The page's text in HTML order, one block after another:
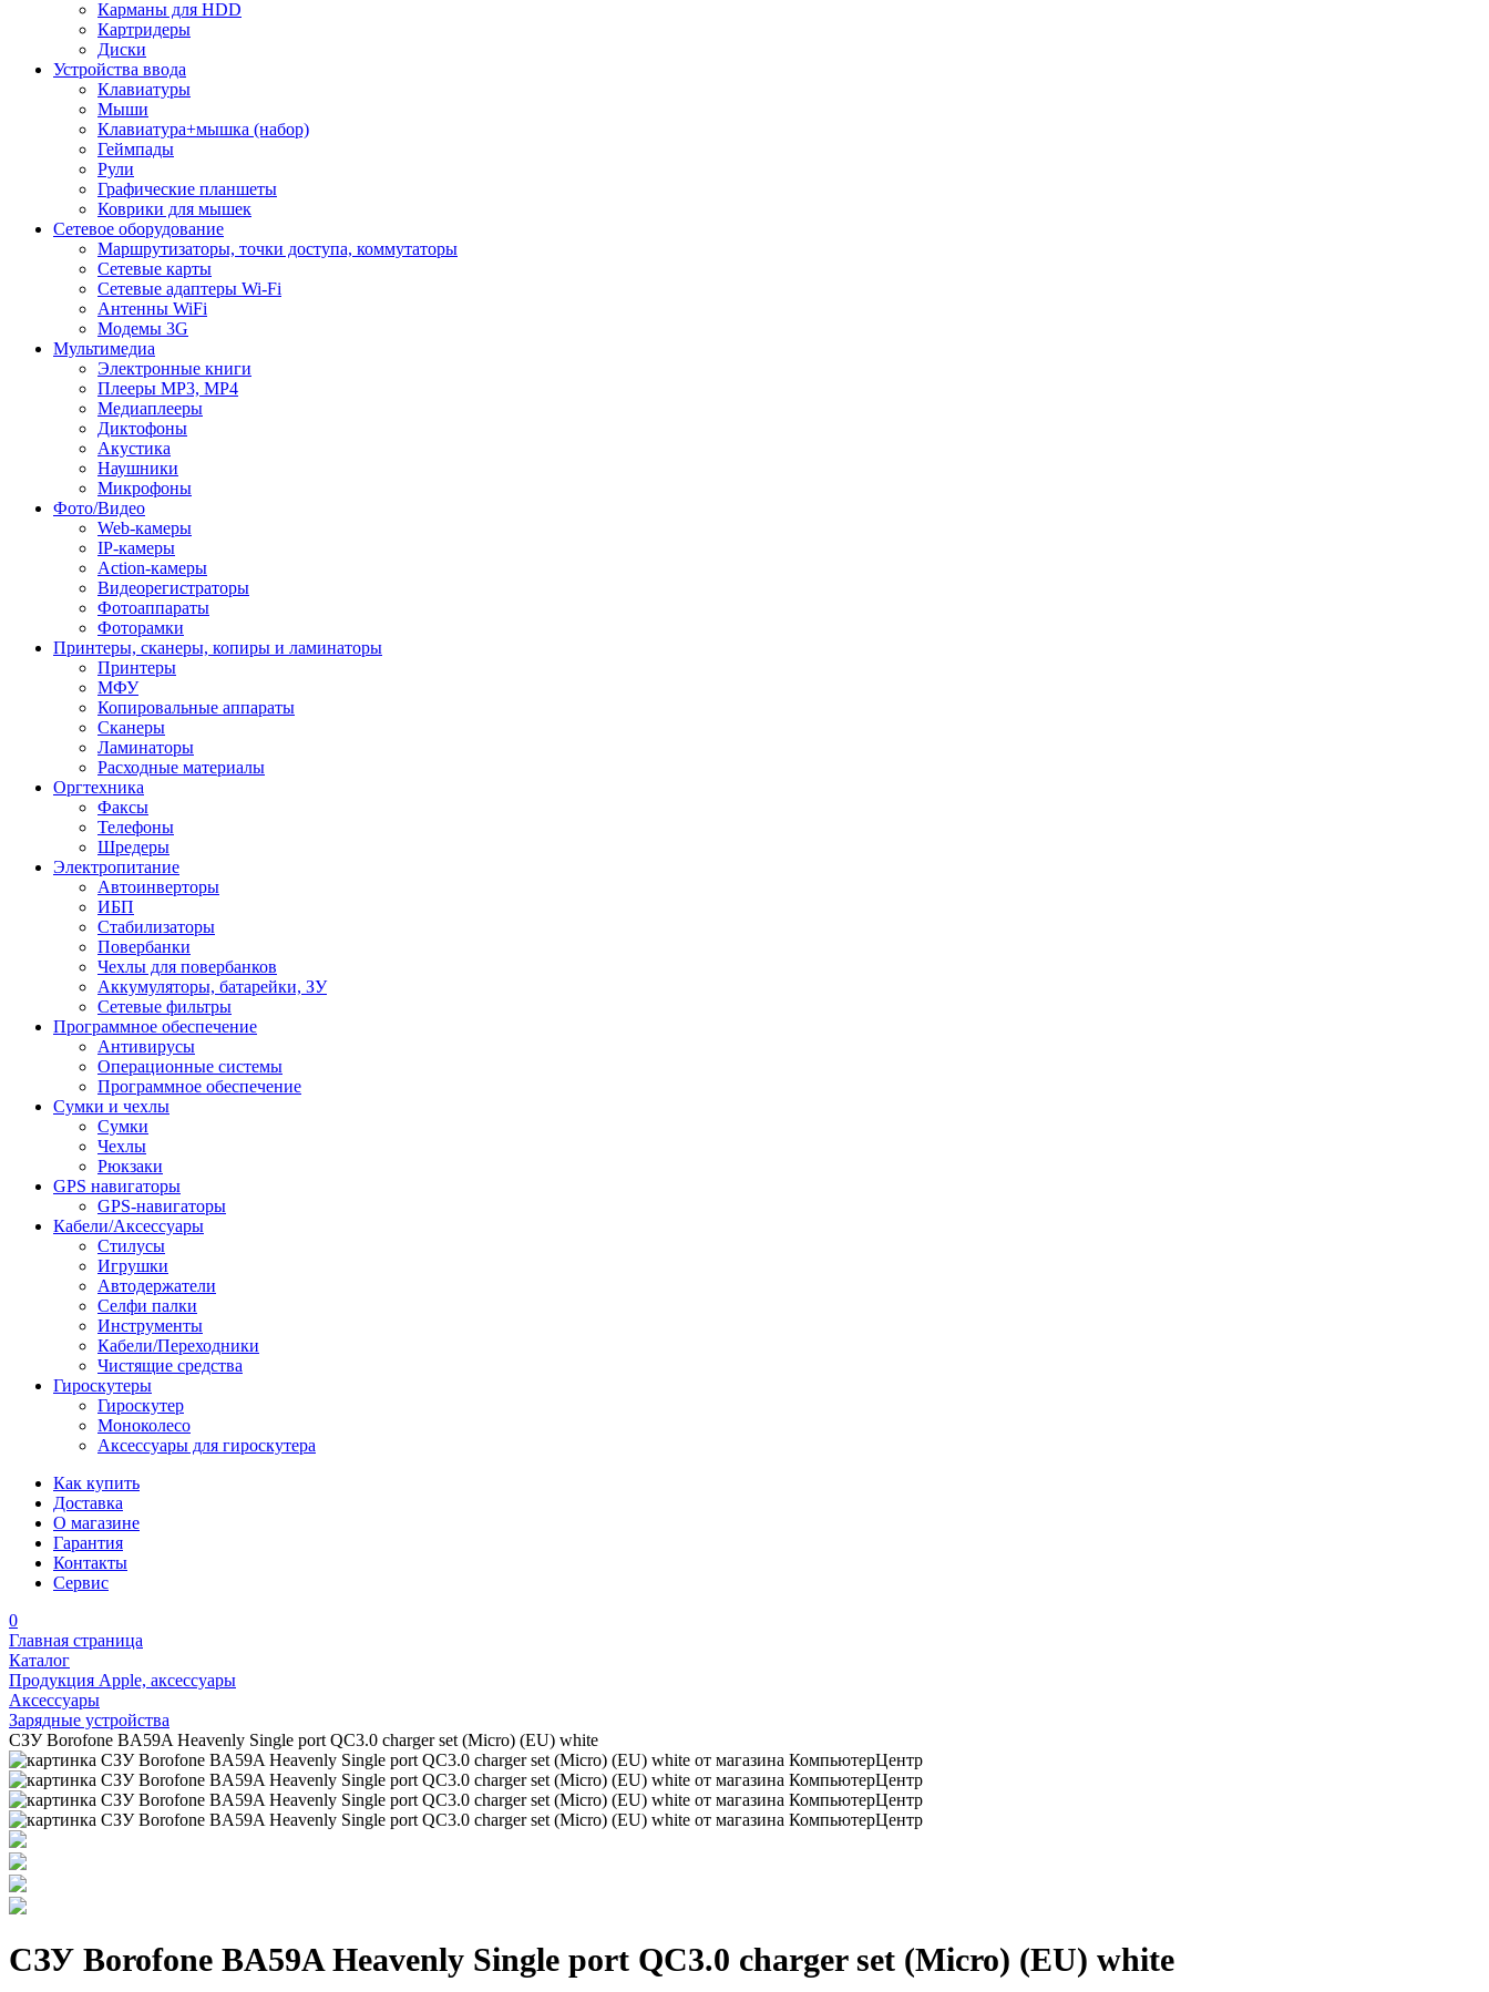
Карманы для HDD
Картридеры
Диски
Устройства ввода
Клавиатуры
Мыши
Клавиатура+мышка (набор)
Геймпады
Рули
Графические планшеты
Коврики для мышек
Сетевое оборудование
Маршрутизаторы, точки доступа, коммутаторы
Сетевые карты
Сетевые адаптеры Wi-Fi
Антенны WiFi
Модемы 3G
Мультимедиа
Электронные книги
Плееры MP3, MP4
Медиаплееры
Диктофоны
Акустика
Наушники
Микрофоны
Фото/Видео
Web-камеры
IP-камеры
Action-камеры
Видеорегистраторы
Фотоаппараты
Фоторамки
Принтеры, сканеры, копиры и ламинаторы
Принтеры
МФУ
Копировальные аппараты
Сканеры
Ламинаторы
Расходные материалы
Оргтехника
Факсы
Телефоны
Шредеры
Электропитание
Автоинверторы
ИБП
Стабилизаторы
Повербанки
Чехлы для повербанков
Аккумуляторы, батарейки, ЗУ
Сетевые фильтры
Программное обеспечение
Антивирусы
Операционные системы
Программное обеспечение
Сумки и чехлы
Сумки
Чехлы
Рюкзаки
GPS навигаторы
GPS-навигаторы
Кабели/Аксессуары
Стилусы
Игрушки
Автодержатели
Селфи палки
Инструменты
Кабели/Переходники
Чистящие средства
Гироскутеры
Гироскутер
Моноколесо
Аксессуары для гироскутера
Как купить
Доставка
О магазине
Гарантия
Контакты
Сервис
0
Главная страница
Каталог
Продукция Apple, аксессуары
Аксессуары
Зарядные устройства
СЗУ Borofone BA59A Heavenly Single port QC3.0 charger set (Micro) (EU) white
СЗУ Borofone BA59A Heavenly Single port QC3.0 charger set (Micro) (EU) white